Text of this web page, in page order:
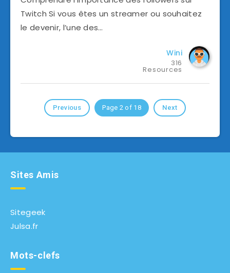
Twitch Si vous êtes un streamer ou souhaitez
le devenir, l’une des…
Wini
316
Resources
Previous Page 2 of 18 Next
Sites Amis
Sitegeek
Julsa.fr
Mots-clefs